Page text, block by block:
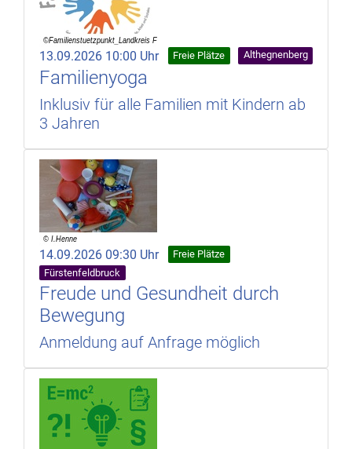
13.09.2026 10:00 Uhr Freie Plätze Althegnenberg
Familienyoga
Inklusiv für alle Familien mit Kindern ab
3 Jahren
14.09.2026 09:30 Uhr
Freie Plätze
Fürstenfeldbruck
Freude und Gesundheit durch
Bewegung
Anmeldung auf Anfrage möglich